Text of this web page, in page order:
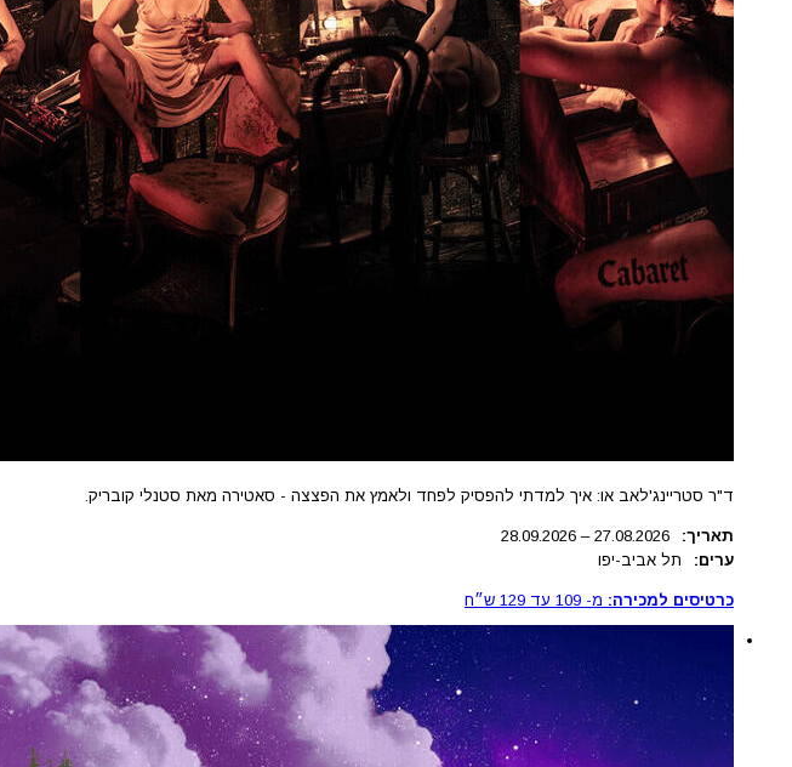
ד"ר סטריינג'לאב או: איך למדתי להפסיק לפחד ולאמץ את הפצצה - סאטירה מאת סטנלי קובריק.
תאריך: 27.08.2026
–
28.09.2026
ערים:
תל אביב-יפו
כרטיסים למכירה: מ- 109 עד 129 ש״ח